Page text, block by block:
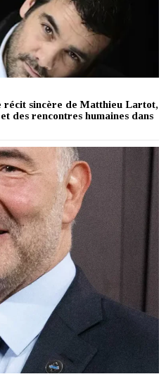
récit sincère de Matthieu Lartot,
des rencontres humaines dans